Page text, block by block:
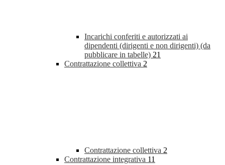
Incarichi conferiti e autorizzati ai
dipendenti (dirigenti e non dirigenti) (da
pubblicare in tabelle) 21
Contrattazione collettiva 2
Contrattazione collettiva 2
Contrattazione integrativa 11